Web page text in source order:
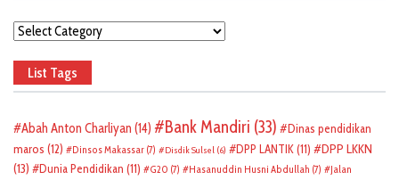
Categories
List Tags
Abah Anton Charliyan (14) Bank Mandiri (33)
Dinas pendidikan
maros (12) Dinsos Makassar (7) Disdik Sulsel (6) DPP LANTIK(11)
DPP LKKN
(13)
Dunia Pendidikan (11) G20 (7) Hasanuddin Husni Abdullah (7)
Jalan